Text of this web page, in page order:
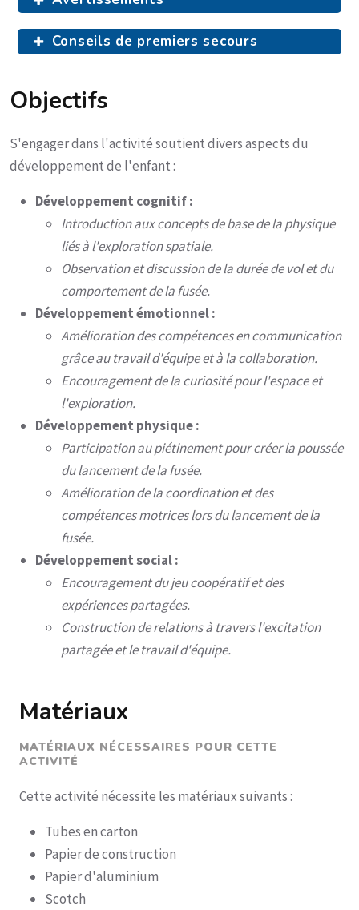
Conseils de premiers secours
Objectifs
S'engager dans l'activité soutient divers aspects du
développement de l'enfant :
Développement cognitif :
Introduction aux concepts de base de la physique
liés à l'exploration spatiale.
Observation et discussion de la durée de vol et du
comportement de la fusée.
Développement émotionnel :
Amélioration des compétences en communication
grâce au travail d'équipe et à la collaboration.
Encouragement de la curiosité pour l'espace et
l'exploration.
Développement physique :
Participation au piétinement pour créer la poussée
du lancement de la fusée.
Amélioration de la coordination et des
compétences motrices lors du lancement de la
fusée.
Développement social :
Encouragement du jeu coopératif et des
expériences partagées.
Construction de relations à travers l'excitation
partagée et le travail d'équipe.
Matériaux
MATÉRIAUX NÉCESSAIRES POUR CETTE
ACTIVITÉ
Cette activité nécessite les matériaux suivants :
Tubes en carton
Papier de construction
Papier d'aluminium
Scotch